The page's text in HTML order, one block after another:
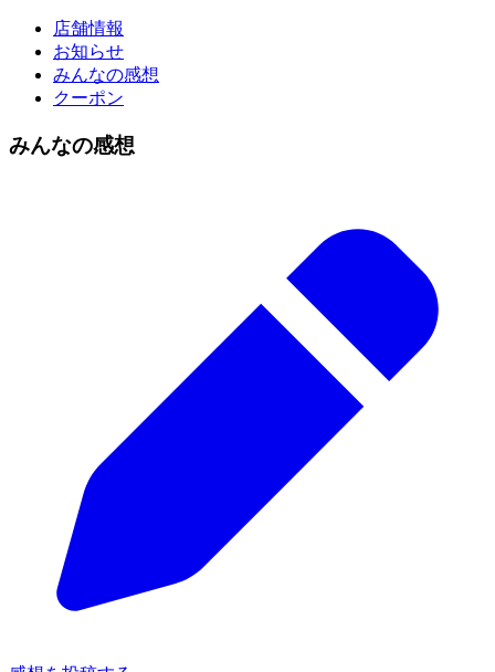
店舗情報
お知らせ
みんなの感想
クーポン
みんなの感想